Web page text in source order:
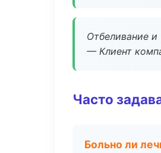
Отбеливание и
— Клиент
Часто
Больно ли